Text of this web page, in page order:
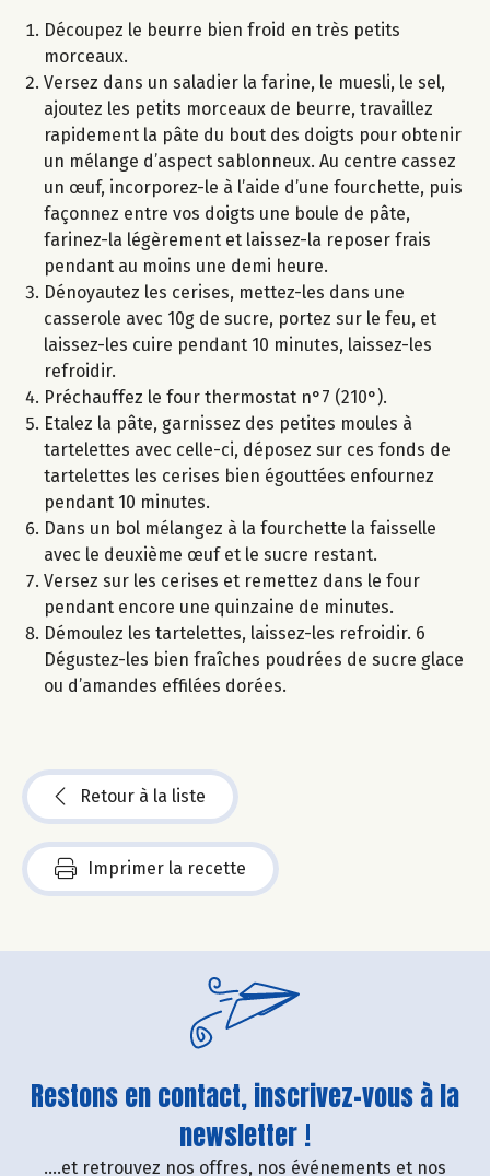
Découpez le beurre bien froid en très petits
morceaux.
Versez dans un saladier la farine, le muesli, le sel,
ajoutez les petits morceaux de beurre, travaillez
rapidement la pâte du bout des doigts pour obtenir
un mélange d’aspect sablonneux. Au centre cassez
un œuf, incorporez-le à l’aide d’une fourchette, puis
façonnez entre vos doigts une boule de pâte,
farinez-la légèrement et laissez-la reposer frais
pendant au moins une demi heure.
Dénoyautez les cerises, mettez-les dans une
casserole avec 10g de sucre, portez sur le feu, et
laissez-les cuire pendant 10 minutes, laissez-les
refroidir.
Préchauffez le four thermostat n°7 (210°).
Etalez la pâte, garnissez des petites moules à
tartelettes avec celle-ci, déposez sur ces fonds de
tartelettes les cerises bien égouttées enfournez
pendant 10 minutes.
Dans un bol mélangez à la fourchette la faisselle
avec le deuxième œuf et le sucre restant.
Versez sur les cerises et remettez dans le four
pendant encore une quinzaine de minutes.
Démoulez les tartelettes, laissez-les refroidir. 6
Dégustez-les bien fraîches poudrées de sucre glace
ou d’amandes effilées dorées.
Retour à la liste
Imprimer la recette
Restons en contact, inscrivez-vous à la
newsletter !
....et retrouvez nos offres, nos événements et nos